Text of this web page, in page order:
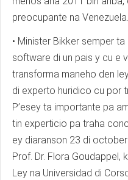
preocupante na Venezuela.
• Minister Bikker semper
software di un pais y cu e
transforma maneho den
di experto huridico cu por
P’esey ta importante pa
tin experticio pa traha
ey diaranson 23 di
Prof. Dr. Flora Goudappel,
Ley na Universidad di